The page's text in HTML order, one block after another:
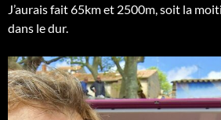
J’aurais fait 65km et 2500m, soit la
dans le dur.